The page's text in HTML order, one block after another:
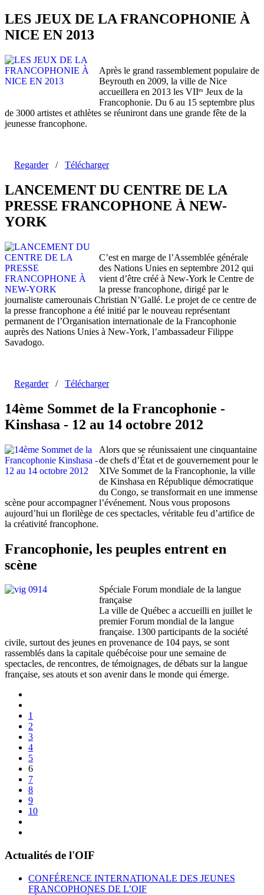
LES JEUX DE LA FRANCOPHONIE À
NICE EN 2013
Après le grand rassemblement populaire de
Beyrouth en 2009, la ville de Nice
accueillera en 2013 les VIIes Jeux de la
Francophonie. Du 6 au 15 septembre plus
de 3000 artistes et athlètes se réuniront dans une grande fête de la
jeunesse francophone.
Regarder/ Télécharger
LANCEMENT DU CENTRE DE LA
PRESSE FRANCOPHONE À NEW-
YORK
C’est en marge de l’Assemblée générale
des Nations Unies en septembre 2012 qui
vient d’être créé à New-York le Centre de
la presse francophone, dirigé par le
journaliste camerounais Christian N’Gallé. Le projet de ce centre de
la presse francophone a été initié par le nouveau représentant
permanent de l’Organisation internationale de la Francophonie
auprès des Nations Unies à New-York, l’ambassadeur Filippe
Savadogo.
Regarder/ Télécharger
14ème Sommet de la Francophonie -
Kinshasa - 12 au 14 octobre 2012
Alors que se réunissaient une cinquantaine
de chefs d’État et de gouvernement pour le
XIVe Sommet de la Francophonie, la ville
de Kinshasa en République démocratique
du Congo, se transformait en une immense
scène pour accompagner l’événement. Nous vous proposons
aujourd’hui un florilège de ces spectacles, véritable feu d’artifice de
la créativité francophone.
Francophonie, les peuples entrent en
scène
Spéciale Forum mondiale de la langue
française
La ville de Québec a accueilli en juillet le
premier Forum mondial de la langue
française. 1300 participants de la société
civile, surtout des jeunes en provenance de 104 pays, se sont
rassemblés dans la capitale québécoise pour une semaine de
spectacles, de rencontres, de témoignages, de débats sur la langue
française, ses atouts et son avenir dans le monde qui émerge.
1
2
3
4
5
6
7
8
9
10
Actualités de l'OIF
CONFÉRENCE INTERNATIONALE DES JEUNES
FRANCOPHONES DE L’OIF